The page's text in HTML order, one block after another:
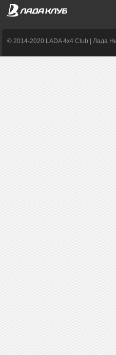
© 2014-2020 LADA 4x4 Club | Лада